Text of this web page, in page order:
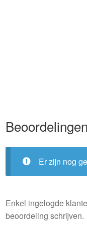
Beoordelingen
Er zijn nog
Enkel ingelogde
beoordeling schrijven.